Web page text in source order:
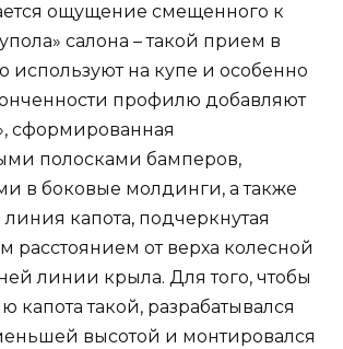
ощущение смещенного к
салона – такой прием в
используют на купе и особенно
профилю добавляют
сформированная
полосками бамперов,
в боковые молдинги, а также
капота, подчеркнутая
от верха колесной
линии крыла. Для того, чтобы
капота такой, разрабатывался
высотой и монтировался